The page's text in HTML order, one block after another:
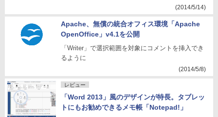
(2014/5/14)
Apache、無償の統合オフィス環境「Apache
OpenOffice」v4.1を公開
「Writer」で選択範囲を対象にコメントを挿入でき
るように
(2014/5/8)
レビュー
「Word 2013」風のデザインが特長。タブレッ
トにもお勧めできるメモ帳「Notepad!」